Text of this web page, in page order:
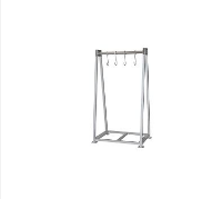
Ширина, мм: